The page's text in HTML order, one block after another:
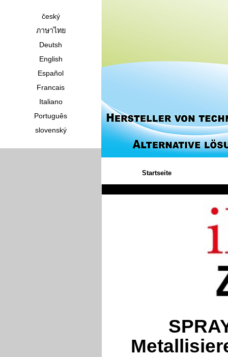
český
ภาษาไทย
Deutsh
English
Español
Francais
Italiano
Português
slovenský
Startseite